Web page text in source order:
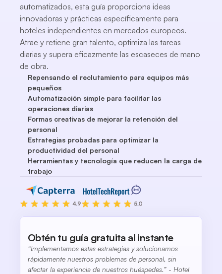
automatizados, esta guía proporciona ideas
innovadoras y prácticas específicamente para
hoteles independientes en mercados europeos.
Atrae y retiene gran talento, optimiza las tareas
diarias y supera eficazmente las escaseces de mano
de obra.
Repensando el reclutamiento para equipos más
pequeños
Automatización simple para facilitar las
operaciones diarias
Formas creativas de mejorar la retención del
personal
Estrategias probadas para optimizar la
productividad del personal
Herramientas y tecnología que reducen la carga de
trabajo
Obtén tu guía gratuita al instante
“Implementamos estas estrategias y solucionamos
rápidamente nuestros problemas de personal, sin
afectar la experiencia de nuestros huéspedes.” - Hotel